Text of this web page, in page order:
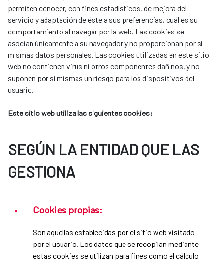
permiten conocer, con fines estadísticos, de mejora del
servicio y adaptación de éste a sus preferencias, cuál es su
comportamiento al navegar por la web. Las cookies se
asocian únicamente a su navegador y no proporcionan por sí
mismas datos personales. Las cookies utilizadas en este sitio
web no contienen virus ni otros componentes dañinos, y no
suponen por sí mismas un riesgo para los dispositivos del
usuario.
Este sitio web utiliza las siguientes cookies:
SEGÚN LA ENTIDAD QUE LAS
GESTIONA
Cookies propias:
Son aquellas establecidas por el sitio web visitado
por el usuario. Los datos que se recopilan mediante
estas cookies se utilizan para fines como el cálculo